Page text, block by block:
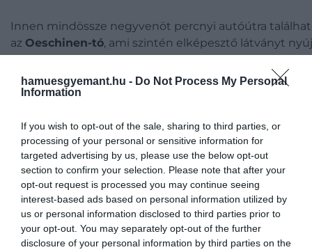
hamuesgyemant.hu - Do Not Process My Personal
Information
If you wish to opt-out of the sale, sharing to third parties, or
processing of your personal or sensitive information for
targeted advertising by us, please use the below opt-out
section to confirm your selection. Please note that after your
opt-out request is processed you may continue seeing
interest-based ads based on personal information utilized by
us or personal information disclosed to third parties prior to
your opt-out. You may separately opt-out of the further
disclosure of your personal information by third parties on the
Innen mindössze negyvenöt percnyi autóútra
az Oeschinen-tó, ami szintén elképesztő látványt
a turistáknak. A tavat hegyek és zöld legelők veszik
körül, és népszerű kirándulóhely, mely az aktív
kedvelőinek körében igazán kedvelt.